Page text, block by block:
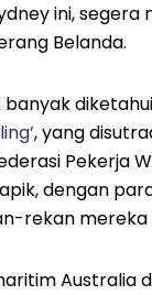
ini,
Belanda.
, yang
Pekerja
dengan
rekan mereka
Australia